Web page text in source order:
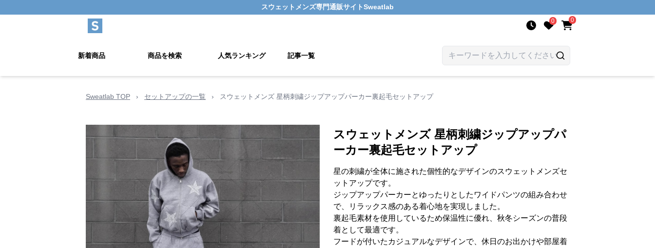
スウェットメンズ専門通販サイトSweatlab
0 0
新着商品 商品を検索 人気ランキング 記事一覧
Sweatlab TOP › セットアップの一覧 › スウェットメンズ 星柄刺繍ジップアップパーカー裏起毛セットアップ
スウェットメンズ 星柄刺繍ジップアップパ
ーカー裏起毛セットアップ
星の刺繍が全体に施された個性的なデザインのスウェットメンズセ
ットアップです。
ジップアップパーカーとゆったりとしたワイドパンツの組み合わせ
で、リラックス感のある着心地を実現しました。
裏起毛素材を使用しているため保温性に優れ、秋冬シーズンの普段
着として最適です。
フードが付いたカジュアルなデザインで、休日のお出かけや部屋着